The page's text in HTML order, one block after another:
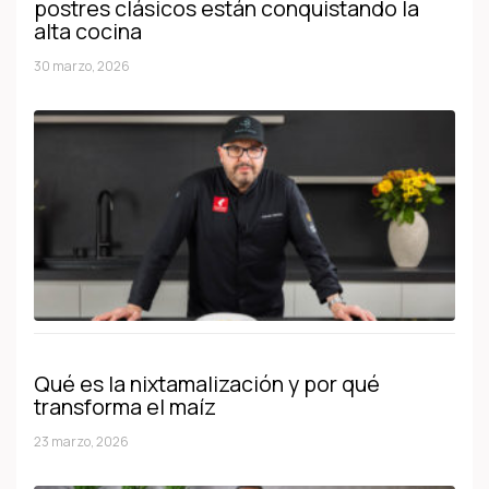
postres clásicos están conquistando la
alta cocina
30 marzo, 2026
Qué es la nixtamalización y por qué
transforma el maíz
23 marzo, 2026